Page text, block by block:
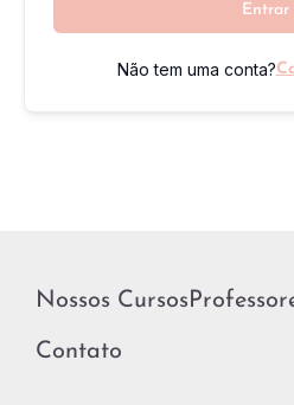
Entrar
Não tem uma conta?
Nossos Cursos
Contato